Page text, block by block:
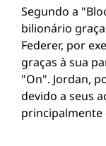
Segundo a
bilionário
Federer, por
graças à sua
"On". Jordan,
devido a seus
principalmente